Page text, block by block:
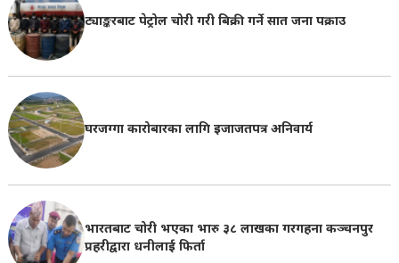
ट्याङ्करबाट पेट्रोल चोरी गरी बिक्री गर्ने सात जना पक्राउ
घरजग्गा कारोबारका लागि इजाजतपत्र अनिवार्य
भारतबाट चोरी भएका भारु ३८ लाखका गरगहना कञ्चनपुर
प्रहरीद्वारा धनीलाई फिर्ता